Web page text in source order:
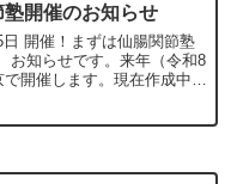
開催のお知らせ
開催！まずは仙腸関節塾
お知らせです。来年（令和8
開催します。現在作成中の